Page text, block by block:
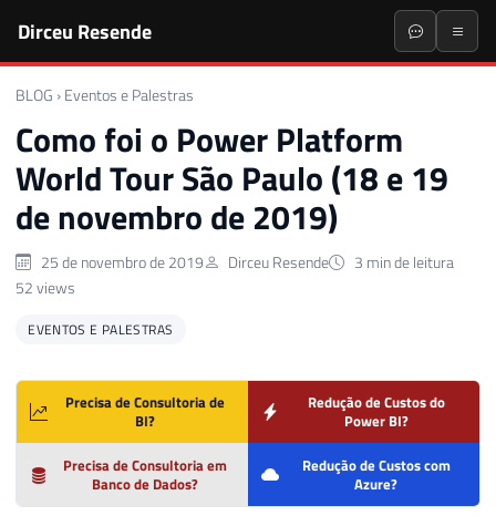
Dirceu Resende
BLOG › Eventos e Palestras
Como foi o Power Platform
World Tour São Paulo (18 e 19
de novembro de 2019)
25 de novembro de 2019 Dirceu Resende
3 min de leitura
52 views
EVENTOS E PALESTRAS
Precisa de Consultoria de
BI?
Redução de Custos do
Power BI?
Precisa de Consultoria em
Banco de Dados?
Redução de Custos com
Azure?